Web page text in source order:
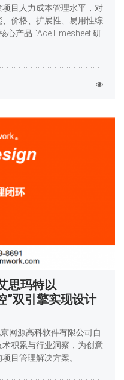
目人力成本管理水平，对
价格、扩展性、易用性综
心产品 “AceTimesheet 研
思玛特以
”双引擎实现设计
网源高科软件有限公司自
积累与行业洞察，为创意
目管理解决方案。